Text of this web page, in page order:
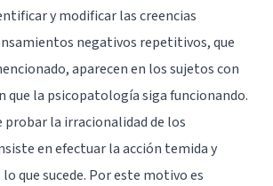
y modificar las creencias
negativos repetitivos, que
aparecen en los sujetos con
que la psicopatología siga funcionando.
probar la irracionalidad de los
en efectuar la acción temida y
que sucede. Por este motivo es